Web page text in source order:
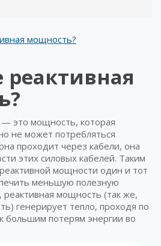
мощность?
реактивная
это мощность, которая
не может потребляться
проходит через кабели, она
этих силовых кабелей. Таким
мощности один и тот
меньшую полезную
мощность (так же,
генерирует тепло, проходя по
большим потерям энергии во